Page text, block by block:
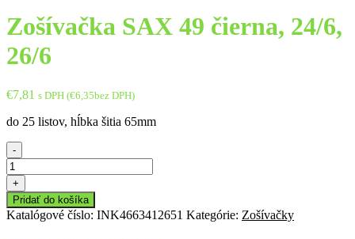
Zošívačka SAX 49 čierna, 24/6,
26/6
€7,81 s DPH (€6,35bez DPH)
do 25 listov, hĺbka šitia 65mm
-
množstvo
Zošívačka
SAX
49
čierna,
+
Pridať do košíka
Katalógové číslo: INK4663412651 Kategórie: Zošívačky